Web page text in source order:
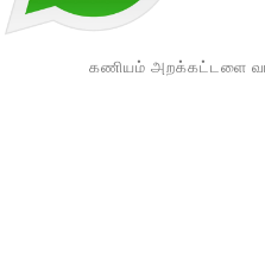
கணியம் அறக்கட்டளை